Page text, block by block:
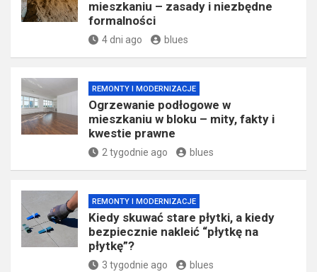
mieszkaniu – zasady i niezbędne
formalności
4 dni ago blues
REMONTY I MODERNIZACJE
Ogrzewanie podłogowe w
mieszkaniu w bloku – mity, fakty i
kwestie prawne
2 tygodnie ago blues
REMONTY I MODERNIZACJE
Kiedy skuwać stare płytki, a kiedy
bezpiecznie nakleić “płytkę na
płytkę”?
3 tygodnie ago blues